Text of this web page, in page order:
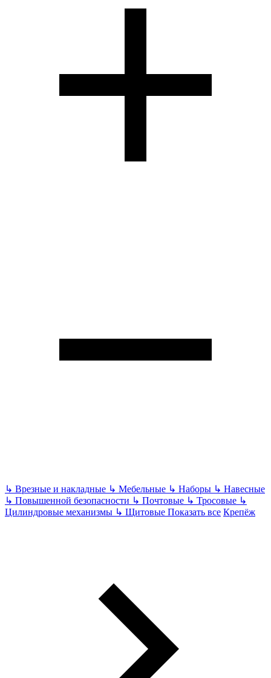
↳ Врезные и накладные ↳ Мебельные ↳ Наборы ↳ Навесные
↳ Повышенной безопасности ↳ Почтовые ↳ Тросовые ↳
Цилиндровые механизмы ↳ Щитовые Показать все Крепёж